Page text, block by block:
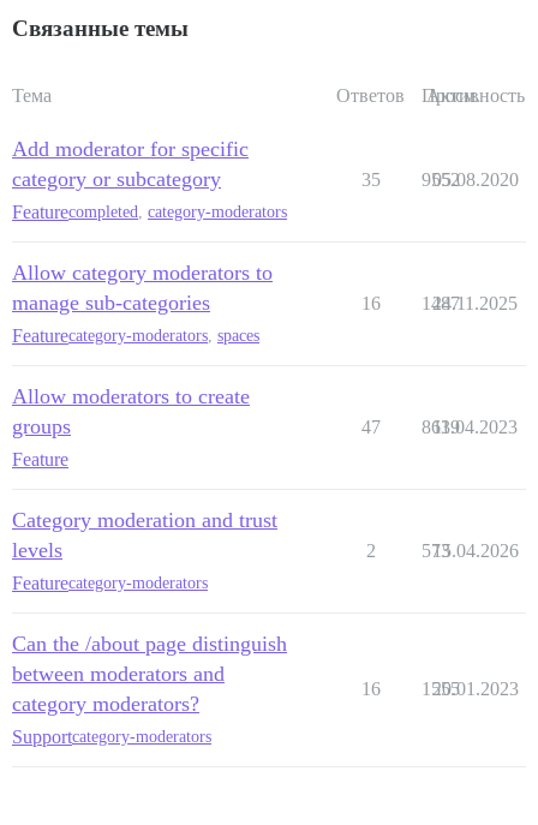
Связанные темы
Тема Ответов Просм.
Активность
Add moderator for specific
category or subcategory
Featurecompleted, category-moderators
35 9552
05.08.2020
Allow category moderators to
manage sub-categories
Featurecategory-moderators, spaces
16 1487
24.11.2025
Allow moderators to create
groups
Feature
47 8639
11.04.2023
Category moderation and trust
levels
Featurecategory-moderators
2 573
15.04.2026
Can the /about page distinguish
between moderators and
category moderators?
Supportcategory-moderators
16 1555
20.01.2023